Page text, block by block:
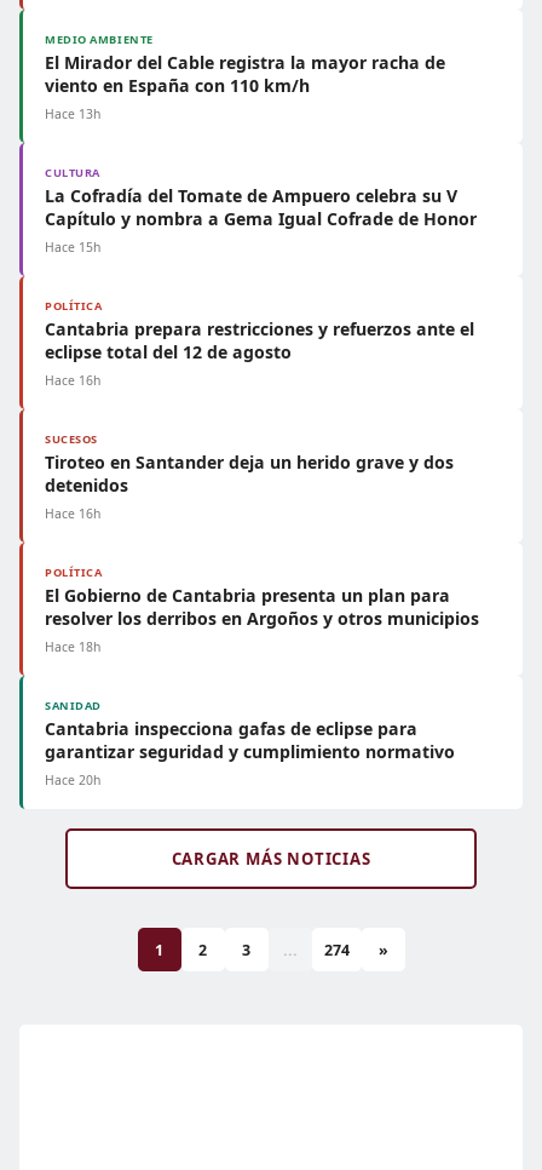
MEDIO AMBIENTE
El Mirador del Cable registra la mayor racha de
viento en España con 110 km/h
Hace 13h
CULTURA
La Cofradía del Tomate de Ampuero celebra su V
Capítulo y nombra a Gema Igual Cofrade de Honor
Hace 15h
POLÍTICA
Cantabria prepara restricciones y refuerzos ante el
eclipse total del 12 de agosto
Hace 16h
SUCESOS
Tiroteo en Santander deja un herido grave y dos
detenidos
Hace 16h
POLÍTICA
El Gobierno de Cantabria presenta un plan para
resolver los derribos en Argoños y otros municipios
Hace 18h
SANIDAD
Cantabria inspecciona gafas de eclipse para
garantizar seguridad y cumplimiento normativo
Hace 20h
CARGAR MÁS NOTICIAS
1 2 3 ... 274 »